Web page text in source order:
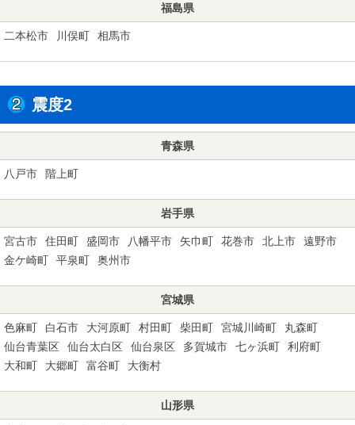
福島県
二本松市 川俣町 相馬市
震度2
青森県
八戸市 階上町
岩手県
宮古市 住田町 盛岡市 八幡平市 矢巾町 花巻市 北上市
遠野市
金ケ崎町
平泉町 奥州市
宮城県
色麻町 白石市 大河原町 村田町 柴田町 宮城川崎町
丸森町
仙台青葉区
仙台太白区 仙台泉区 多賀城市 七ヶ浜町
利府町
大和町
大郷町 富谷町 大衡村
山形県